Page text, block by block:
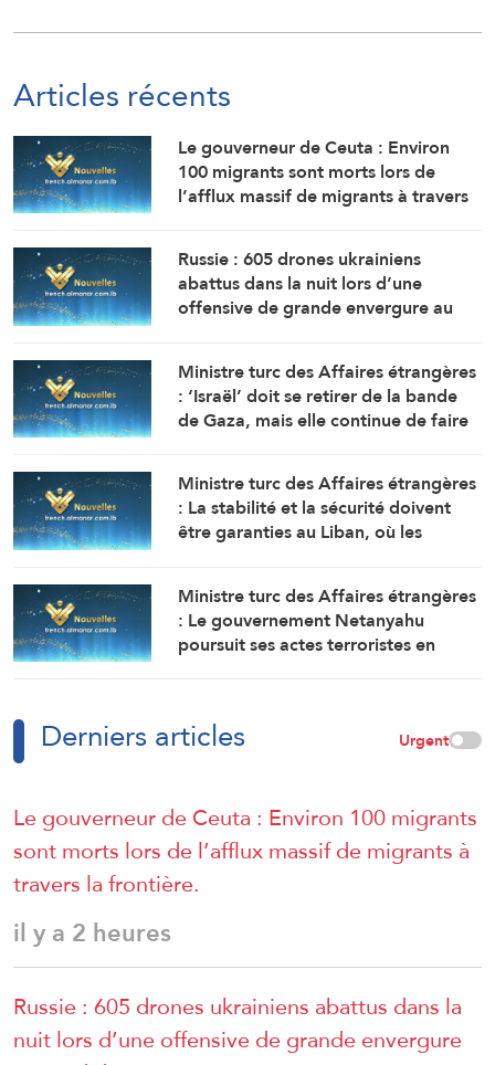
Articles récents
Le gouverneur de Ceuta : Environ
100 migrants sont morts lors de
l’afflux massif de migrants à travers
Russie : 605 drones ukrainiens
abattus dans la nuit lors d’une
offensive de grande envergure au
Ministre turc des Affaires étrangères
: ‘Israël’ doit se retirer de la bande
de Gaza, mais elle continue de faire
Ministre turc des Affaires étrangères
: La stabilité et la sécurité doivent
être garanties au Liban, où les
ont entraîné la mort et le
déplacement de milliers de
personnes
Ministre turc des Affaires étrangères
: Le gouvernement Netanyahu
poursuit ses actes terroristes en
Derniers articles Urgent
Le gouverneur de Ceuta : Environ 100 migrants
sont morts lors de l’afflux massif de migrants à
travers la frontière.
il y a 2 heures
Russie : 605 drones ukrainiens abattus dans la
nuit lors d’une offensive de grande envergure